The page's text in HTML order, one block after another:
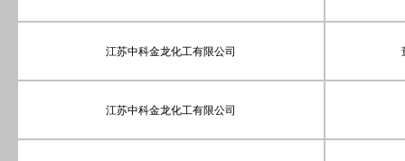
江苏中科金龙化工有限公司
江苏中科金龙化工有限公司